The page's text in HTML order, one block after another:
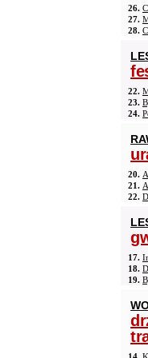
26.
27.
28.
22.
23.
24.
20.
21.
22.
17.
18.
19.